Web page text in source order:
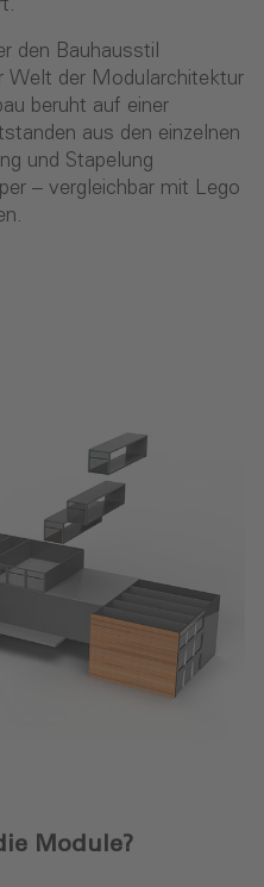
den Bauhausstil
Welt der Modularchitektur
beruht auf einer
aus den einzelnen
und Stapelung
– vergleichbar mit Lego
Module?